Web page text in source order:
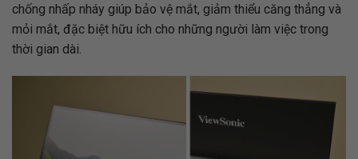
chống nhấp nháy giúp bảo vệ mắt, giảm thiểu căng thẳng và
mỏi mắt, đặc biệt hữu ích cho những người làm việc trong
thời gian dài.